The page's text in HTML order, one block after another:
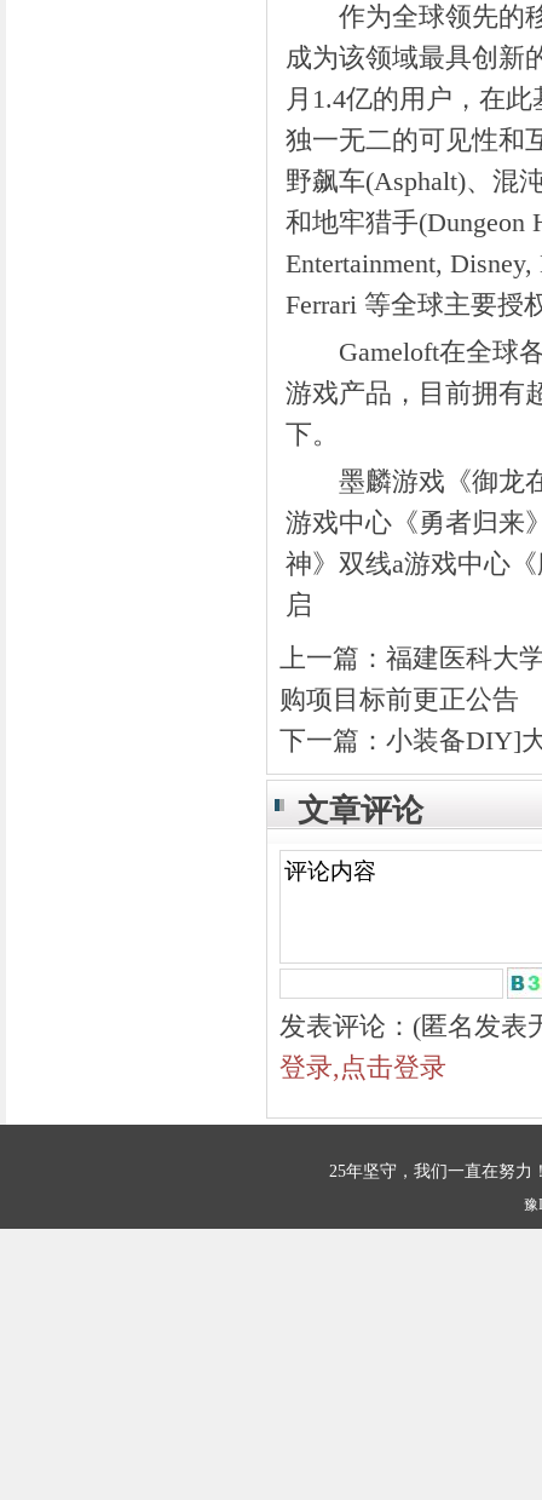
作为全球领先的移
成为该领域最具创新
月1.4亿的用户，在
独一无二的可见性和
野飙车(Asphalt)、混
和地牢猎手(Dungeon
Entertainment,
Ferrari 等全球主要授
Gameloft在全球各
游戏产品，目前拥有
下。
墨麟游戏《御龙在
游戏中心《勇者归来
神》双线a游戏中心
启
上一篇： 福建医科大
购项目标前更正公告
下一篇： 小装备DIY]
文章评论
发表评论：(匿名发表
登录,点击登录
25年坚守，我们一直在努力
豫